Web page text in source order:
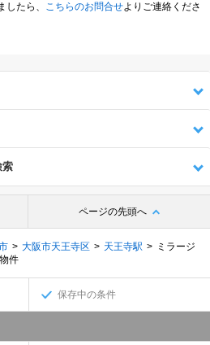
したら、
こちらのお問合せよりご連絡くださ
索
ページの先頭へ
大阪市天王寺区 天王寺駅
ミラージ
件
保存中の条件